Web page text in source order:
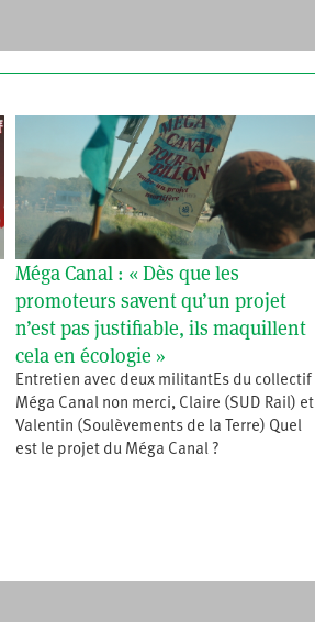
Méga Canal : « Dès que les
promoteurs savent qu’un projet
n’est pas justifiable, ils maquillent
cela en écologie »
Entretien avec deux militantEs du collectif
Méga Canal non merci, Claire (SUD Rail) et
Valentin (Soulèvements de la Terre) Quel
est le projet du Méga Canal ?